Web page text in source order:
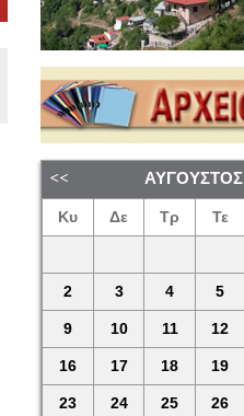
ΑΎΓΟΥΣΤΟΣ
Κυ Δε Τρ Τε
2 3 4 5
9 10 11 12
16 17 18 19
23 24 25 26